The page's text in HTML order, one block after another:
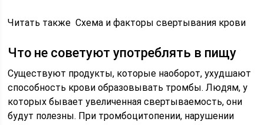
Читать также Схема и факторы свертывания крови
Что не советуют употреблять в пищу
Существуют продукты, которые наоборот, ухудшают
способность крови образовывать тромбы. Людям, у
которых бывает увеличенная свертываемость, они
будут полезны. При тромбоцитопении, нарушении